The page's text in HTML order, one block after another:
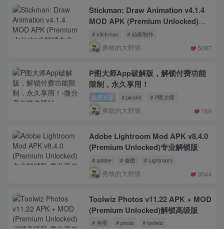
Stickman: Draw Animation v4.1.4
MOD APK (Premium Unlocked)解
锁专业版
# stickman # 动画制作
勇敢的大野狼 5087
P图大师App破解版，解锁付费功能
限制，永久享用！
免费资源 # picskit # P图大师
勇敢的大野狼 169
Adobe Lightroom Mod APK v8.4.0
(Premium Unlocked)专业解锁版
# adobe # 修图 # Lightroom
勇敢的大野狼 3044
Toolwiz Photos v11.22 APK + MOD
(Premium Unlocked)解锁高级版
# 美图 # photo # toolwiz